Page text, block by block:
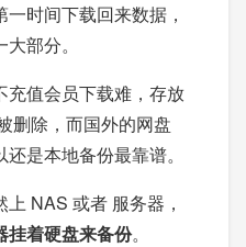
时间下载回来数据，
部分。
充值会员下载难，存放
删除，而国外的网盘
是本地备份最靠谱。
NAS 或者 服务器，
挂着硬盘来备份。